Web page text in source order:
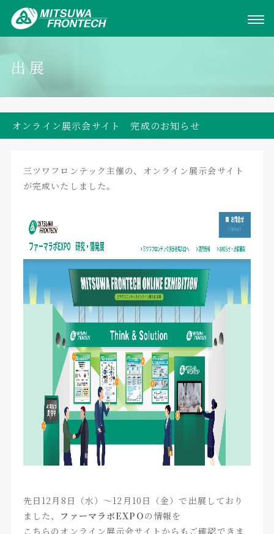
出展
オンライン展示会サイト 完成のお知らせ
三ツワフロンテック主催の、オンライン展示会サイト
が完成いたしました。
先日12月8日（水）～12月10日（金）で出展しており
ました、 ファーマラボEXPOの情報を
こちらのオンライン展示会サイトからもご確認できま